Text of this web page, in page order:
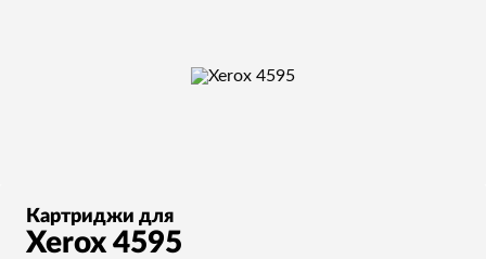
Картриджи для
Xerox 4595